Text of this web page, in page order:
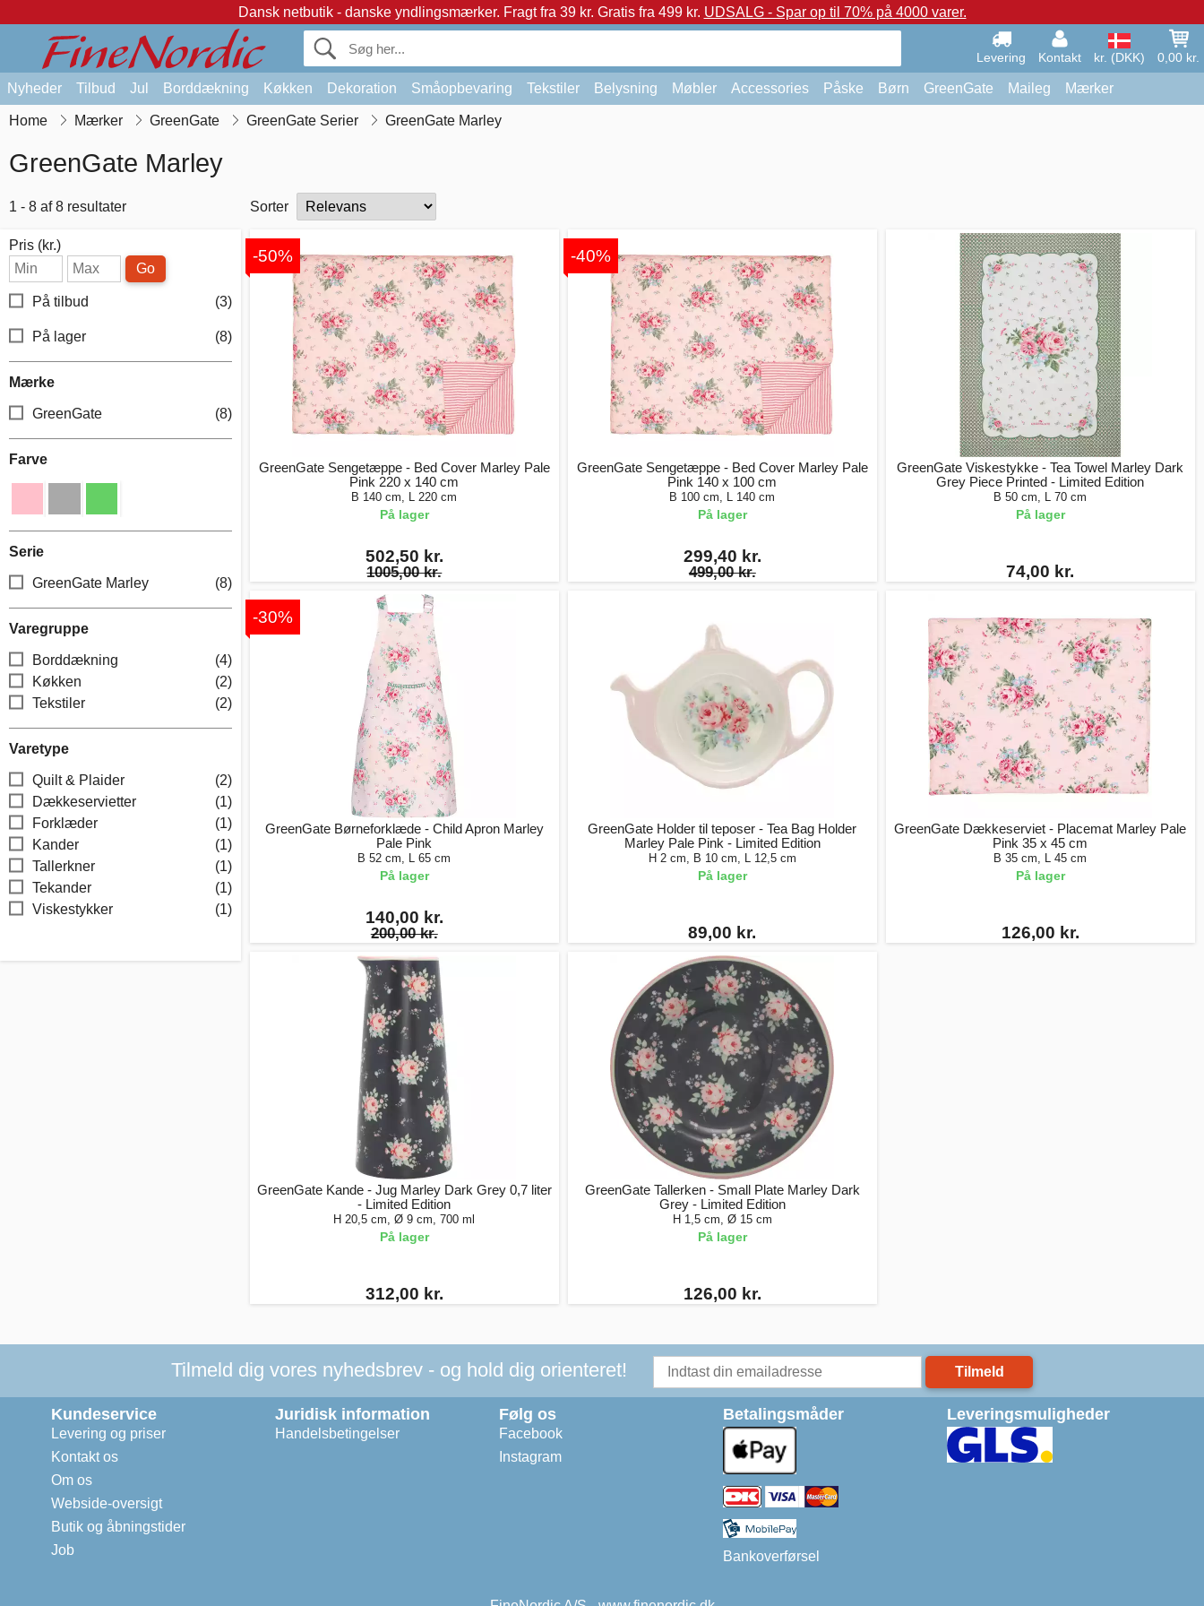
Dansk netbutik - danske yndlingsmærker. Fragt fra 39 kr. Gratis fra 499 kr. UDSALG - Spar op til 70% på 4000 varer.
Levering Kontakt kr. (DKK) 0,00 kr.
Nyheder Tilbud Jul Borddækning Køkken Dekoration Småopbevaring Tekstiler Belysning Møbler Accessories Påske Børn GreenGate Maileg Mærker
Home Mærker GreenGate GreenGate Serier GreenGate Marley
GreenGate Marley
1 - 8 af 8 resultater Sorter
Pris (kr.)
Go
På tilbud (3)
På lager (8)
Mærke
GreenGate (8)
Farve
Serie
GreenGate Marley (8)
Varegruppe
Borddækning
(4)
Køkken
(2)
Tekstiler
(2)
Varetype
Quilt & Plaider
(2)
Dækkeservietter
(1)
Forklæder
(1)
Kander
(1)
Tallerkner
(1)
Tekander
(1)
Viskestykker
(1)
-50%
GreenGate Sengetæppe - Bed Cover Marley Pale
Pink 220 x 140 cm
B 140 cm, L 220 cm
På lager
502,50 kr.
1005,00 kr.
-40%
GreenGate Sengetæppe - Bed Cover Marley Pale
Pink 140 x 100 cm
B 100 cm, L 140 cm
På lager
299,40 kr.
499,00 kr.
GreenGate Viskestykke - Tea Towel Marley Dark
Grey Piece Printed - Limited Edition
B 50 cm, L 70 cm
På lager
74,00 kr.
-30%
GreenGate Børneforklæde - Child Apron Marley
Pale Pink
B 52 cm, L 65 cm
På lager
140,00 kr.
200,00 kr.
GreenGate Holder til teposer - Tea Bag Holder
Marley Pale Pink - Limited Edition
H 2 cm, B 10 cm, L 12,5 cm
På lager
89,00 kr.
GreenGate Dækkeserviet - Placemat Marley Pale
Pink 35 x 45 cm
B 35 cm, L 45 cm
På lager
126,00 kr.
GreenGate Kande - Jug Marley Dark Grey 0,7 liter
- Limited Edition
H 20,5 cm, Ø 9 cm, 700 ml
På lager
312,00 kr.
GreenGate Tallerken - Small Plate Marley Dark
Grey - Limited Edition
H 1,5 cm, Ø 15 cm
På lager
126,00 kr.
Tilmeld dig vores nyhedsbrev - og hold dig orienteret! Tilmeld
Kundeservice
Levering og priser
Kontakt os
Om os
Webside-oversigt
Butik og åbningstider
Job
Juridisk information
Handelsbetingelser
Følg os
Facebook
Instagram
Betalingsmåder
Bankoverførsel
Leveringsmuligheder